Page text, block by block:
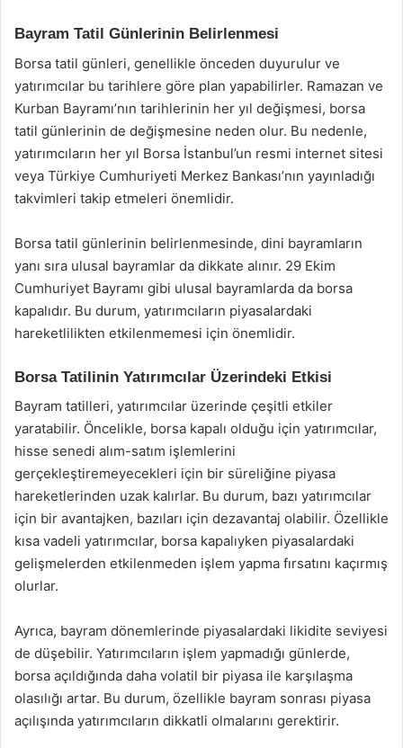
Bayram Tatil Günlerinin Belirlenmesi
Borsa tatil günleri, genellikle önceden duyurulur ve
yatırımcılar bu tarihlere göre plan yapabilirler. Ramazan ve
Kurban Bayramı’nın tarihlerinin her yıl değişmesi, borsa
tatil günlerinin de değişmesine neden olur. Bu nedenle,
yatırımcıların her yıl Borsa İstanbul’un resmi internet sitesi
veya Türkiye Cumhuriyeti Merkez Bankası’nın yayınladığı
takvimleri takip etmeleri önemlidir.
Borsa tatil günlerinin belirlenmesinde, dini bayramların
yanı sıra ulusal bayramlar da dikkate alınır. 29 Ekim
Cumhuriyet Bayramı gibi ulusal bayramlarda da borsa
kapalıdır. Bu durum, yatırımcıların piyasalardaki
hareketlilikten etkilenmemesi için önemlidir.
Borsa Tatilinin Yatırımcılar Üzerindeki Etkisi
Bayram tatilleri, yatırımcılar üzerinde çeşitli etkiler
yaratabilir. Öncelikle, borsa kapalı olduğu için yatırımcılar,
hisse senedi alım-satım işlemlerini
gerçekleştiremeyecekleri için bir süreliğine piyasa
hareketlerinden uzak kalırlar. Bu durum, bazı yatırımcılar
için bir avantajken, bazıları için dezavantaj olabilir. Özellikle
kısa vadeli yatırımcılar, borsa kapalıyken piyasalardaki
gelişmelerden etkilenmeden işlem yapma fırsatını kaçırmış
olurlar.
Ayrıca, bayram dönemlerinde piyasalardaki likidite seviyesi
de düşebilir. Yatırımcıların işlem yapmadığı günlerde,
borsa açıldığında daha volatil bir piyasa ile karşılaşma
olasılığı artar. Bu durum, özellikle bayram sonrası piyasa
açılışında yatırımcıların dikkatli olmalarını gerektirir.